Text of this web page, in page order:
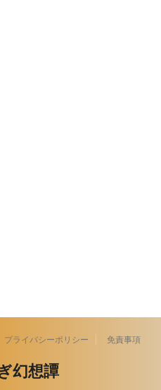
プライバシーポリシー 免責事項
幻想譚